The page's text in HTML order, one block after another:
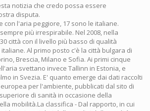
notizia che credo possa essere
disputa.
con l'aria peggiore, 17 sono le italiane.
più irrespirabile. Nel 2008, nella
città con il livello più basso di qualità
Al primo posto c'è la città bulgara di
Brescia, Milano e Sofia. Ai primi cinque
svettano invece Tallinn in Estonia, e
in Svezia. E' quanto emerge dai dati raccolti
per l'ambiente, pubblicati dal sito di
di sanità in occasione della
mobilità.La classifica - Dal rapporto, in cui